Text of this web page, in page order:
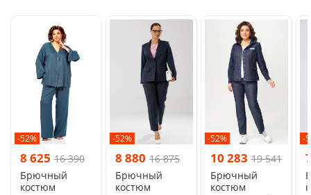
-52%
8 625 16 390
Брючный
костюм
-52%
8 880 16 875
Брючный
костюм
-52%
10 283 19 541
Брючный
костюм
-